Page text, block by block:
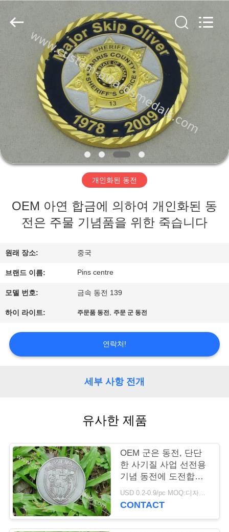
집
제
품
우
리
대
여
공
장
행
리
연
락
주
Rights
ECER
개인화된 동전
OEM 아연 합금에 의하여 개인화된 동
전은 주물 기념품을 위한 죽습니다
원래 장소: 중국
브랜드 이름: Pins centre
모델 번호: 금속 동전 139
하이 라이트: 주문품 동전, 주문 군 동전
연락처!
세부 사항 전개
유사한 제품
OEM 군은 동전, 단단
한 사기질 사업 선전용
기념 동전에 도전합니
다
USD 0.2-0.9/pc MOQ:디자인 당 100 PC
CONTACT